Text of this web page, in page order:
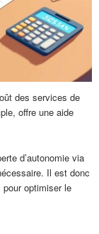
des services de
offre une aide
d’autonomie via
Il est donc
optimiser le